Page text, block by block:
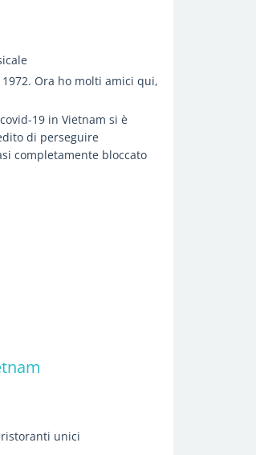
Ora ho molti amici qui,
19 in Vietnam si è
di perseguire
completamente bloccato
unici